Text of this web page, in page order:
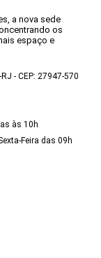
a nova sede
os
espaço e
- CEP: 27947-570
às 10h
Feira das 09h